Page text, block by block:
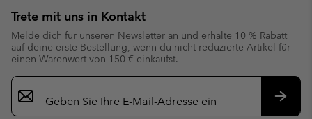
Trete mit uns in Kontakt
Melde dich für unseren Newsletter an und erhalte 10 % Rabatt
auf deine erste Bestellung, wenn du nicht reduzierte Artikel für
einen Warenwert von 150 € einkaufst.
Newsletter-
Anmeldung